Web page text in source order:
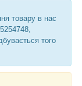
товару в нас
того